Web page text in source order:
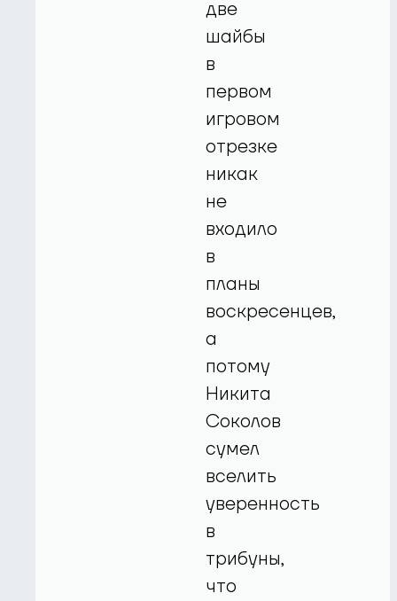
две
шайбы
в
первом
игровом
отрезке
никак
не
входило
в
планы
воскресенцев,
а
потому
Никита
Соколов
сумел
вселить
уверенность
в
трибуны,
что